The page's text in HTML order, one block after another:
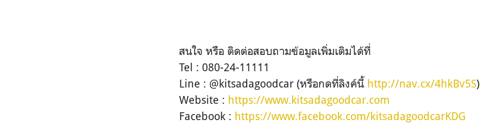
สนใจ หรือ ติดต่อสอบถามข้อมูลเพิ่มเติมได้ที่
Tel : 080-24-11111
Line : @kitsadagoodcar (หรือกดที่ลิงค์นี้ http://nav.cx/4hkBv5S)
Website : https://www.kitsadagoodcar.com
Facebook : https://www.facebook.com/kitsadagoodcarKDG